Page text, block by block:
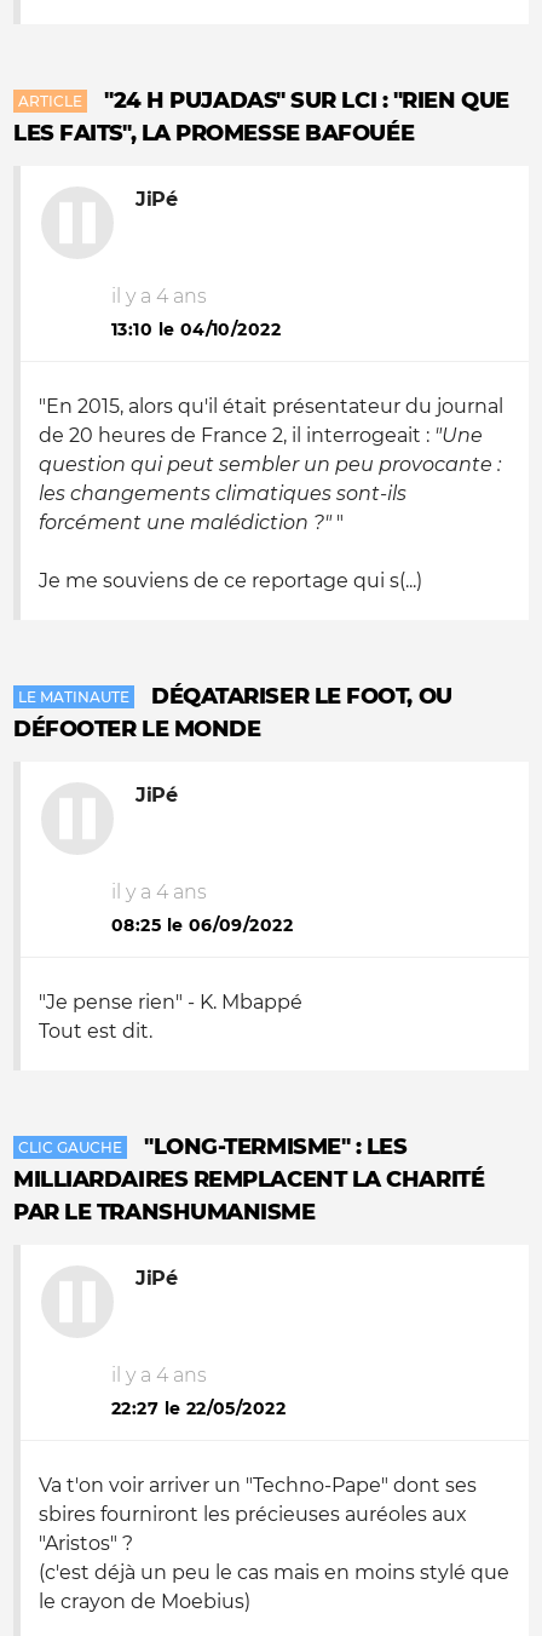
ARTICLE
"24 H PUJADAS" SUR LCI : "RIEN QUE
LES FAITS", LA PROMESSE BAFOUÉE
JiPé
il y a 4 ans
13:10 le 04/10/2022
"En 2015, alors qu'il était présentateur du journal
de 20 heures de France 2, il interrogeait : "Une
question qui peut sembler un peu provocante :
les changements climatiques sont-ils
forcément une malédiction ?""
Je me souviens de ce reportage qui s(...)
LE MATINAUTE
DÉQATARISER LE FOOT, OU
DÉFOOTER LE MONDE
JiPé
il y a 4 ans
08:25 le 06/09/2022
"Je pense rien" - K. Mbappé
Tout est dit.
CLIC GAUCHE
"LONG-TERMISME" : LES
MILLIARDAIRES REMPLACENT LA CHARITÉ
PAR LE TRANSHUMANISME
JiPé
il y a 4 ans
22:27 le 22/05/2022
Va t'on voir arriver un "Techno-Pape" dont ses
sbires fourniront les précieuses auréoles aux
"Aristos" ?
(c'est déjà un peu le cas mais en moins stylé que
le crayon de Moebius)